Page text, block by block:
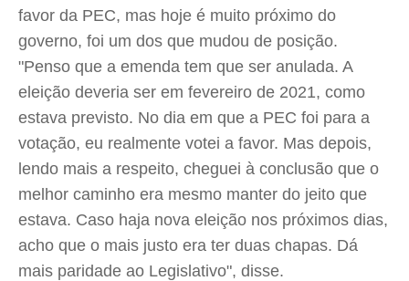
favor da PEC, mas hoje é muito próximo do
governo, foi um dos que mudou de posição.
"Penso que a emenda tem que ser anulada. A
eleição deveria ser em fevereiro de 2021, como
estava previsto. No dia em que a PEC foi para a
votação, eu realmente votei a favor. Mas depois,
lendo mais a respeito, cheguei à conclusão que o
melhor caminho era mesmo manter do jeito que
estava. Caso haja nova eleição nos próximos dias,
acho que o mais justo era ter duas chapas. Dá
mais paridade ao Legislativo", disse.